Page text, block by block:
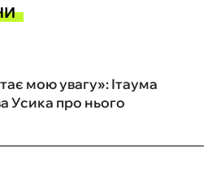
мою увагу»: Ітаума
Усика про нього